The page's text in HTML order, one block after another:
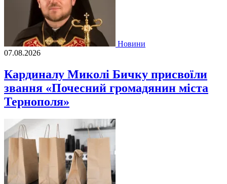
Новини
07.08.2026
Кардиналу Миколі Бичку присвоїли
звання «Почесний громадянин міста
Тернополя»